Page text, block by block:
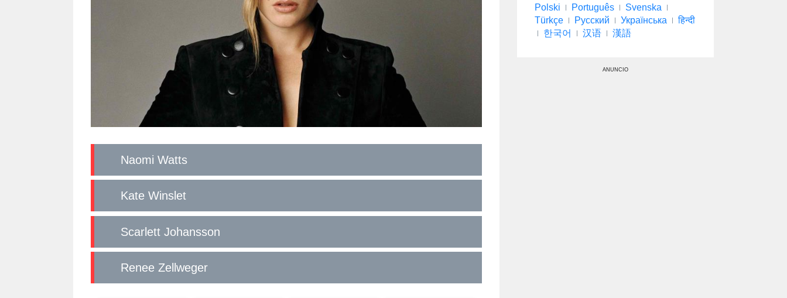
Naomi Watts
Kate Winslet
Scarlett Johansson
Renee Zellweger
Polski
Português
Svenska
Türkçe
Русский Українська
हिन्दी
한국어
汉语 漢語
ANUNCIO